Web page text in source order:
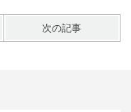
次の記事